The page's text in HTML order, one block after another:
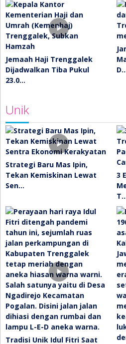
Jemaah Haji Trenggalek
Dijadwalkan Tiba Pukul
23.0…
Unik
Strategi Baru Mas Ipin,
Tekan Kemiskinan Lewat
Sen…
3
Tradisi Unik Idul Fitri Saat